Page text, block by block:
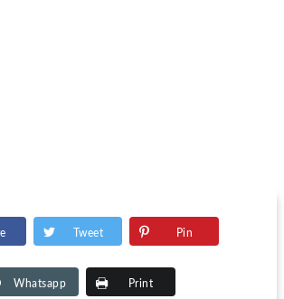
Tweet Pin
Whatsapp Print